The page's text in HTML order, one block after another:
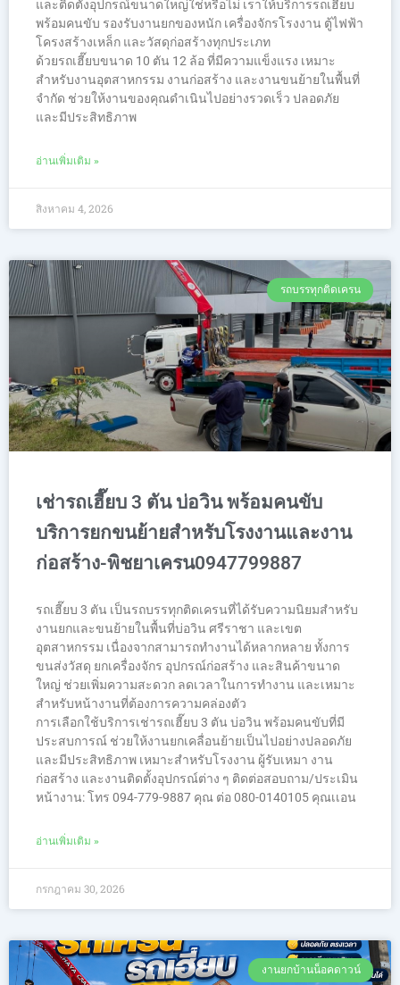
และติดตั้งอุปกรณ์ขนาดใหญ่ใช่หรือไม่ เราให้บริการรถเฮี๊ยบ
พร้อมคนขับ รองรับงานยกของหนัก เครื่องจักรโรงงาน ตู้ไฟฟ้า
โครงสร้างเหล็ก และวัสดุก่อสร้างทุกประเภท
ด้วยรถเฮี๊ยบขนาด 10 ตัน 12 ล้อ ที่มีความแข็งแรง เหมาะ
สำหรับงานอุตสาหกรรม งานก่อสร้าง และงานขนย้ายในพื้นที่
จำกัด ช่วยให้งานของคุณดำเนินไปอย่างรวดเร็ว ปลอดภัย
และมีประสิทธิภาพ
อ่านเพิ่มเติม »
สิงหาคม 4, 2026
รถบรรทุกติดเครน
เช่ารถเฮี๊ยบ 3 ตัน บ่อวิน พร้อมคนขับ
บริการยกขนย้ายสำหรับโรงงานและงาน
ก่อสร้าง-พิชยาเครน0947799887
รถเฮี๊ยบ 3 ตัน เป็นรถบรรทุกติดเครนที่ได้รับความนิยมสำหรับ
งานยกและขนย้ายในพื้นที่บ่อวิน ศรีราชา และเขต
อุตสาหกรรม เนื่องจากสามารถทำงานได้หลากหลาย ทั้งการ
ขนส่งวัสดุ ยกเครื่องจักร อุปกรณ์ก่อสร้าง และสินค้าขนาด
ใหญ่ ช่วยเพิ่มความสะดวก ลดเวลาในการทำงาน และเหมาะ
สำหรับหน้างานที่ต้องการความคล่องตัว
การเลือกใช้บริการเช่ารถเฮี๊ยบ 3 ตัน บ่อวิน พร้อมคนขับที่มี
ประสบการณ์ ช่วยให้งานยกเคลื่อนย้ายเป็นไปอย่างปลอดภัย
และมีประสิทธิภาพ เหมาะสำหรับโรงงาน ผู้รับเหมา งาน
ก่อสร้าง และงานติดตั้งอุปกรณ์ต่าง ๆ ติดต่อสอบถาม/ประเมิน
หน้างาน: โทร 094-779-9887 คุณ ต่อ 080-0140105 คุณเเอน
อ่านเพิ่มเติม »
กรกฎาคม 30, 2026
งานยกบ้านน็อคดาวน์